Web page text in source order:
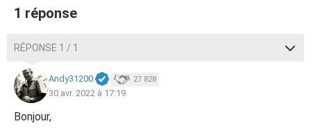
1 réponse
RÉPONSE 1 / 1
Andy31200 27 828
30 avr. 2022 à 17:19
Bonjour,